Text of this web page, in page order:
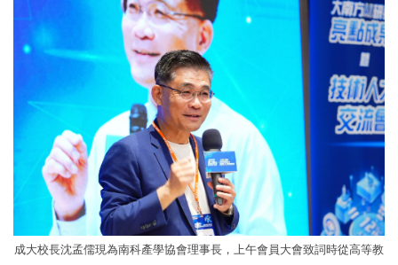
成大校長沈孟儒現為南科產學協會理事長，上午會員大會致詞時從高等教